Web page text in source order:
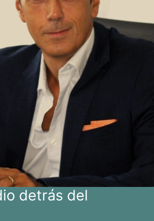
detrás del